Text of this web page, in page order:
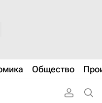
Общество